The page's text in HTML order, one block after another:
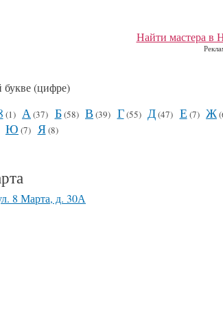
Найти мастера в
(цифре)
(1) А (37) Б(58) В(39) Г(55) Д(47) Е (7) Ж
Ю (7) Я(8)
8 Марта, д. 30А